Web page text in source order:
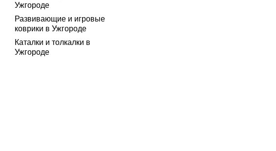
Ужгороде
Развивающие и игровые
коврики в Ужгороде
Каталки и толкалки в
Ужгороде